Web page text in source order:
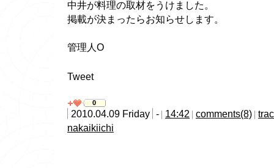
中井が料理の取材をうけました。
掲載が決まったらお知らせします。
管理人O
Tweet
0
2010.04.09 Friday - 14:42 comments(8)
nakaikiichi